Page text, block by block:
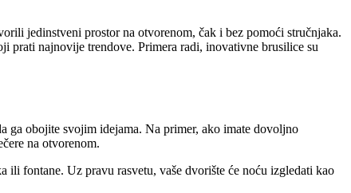
jedinstveni prostor na otvorenom, čak i bez pomoći stručnjaka.
prati najnovije trendove. Primera radi, inovativne brusilice su
ga obojite svojim idejama. Na primer, ako imate dovoljno
na otvorenom.
ili fontane. Uz pravu rasvetu, vaše dvorište će noću izgledati kao